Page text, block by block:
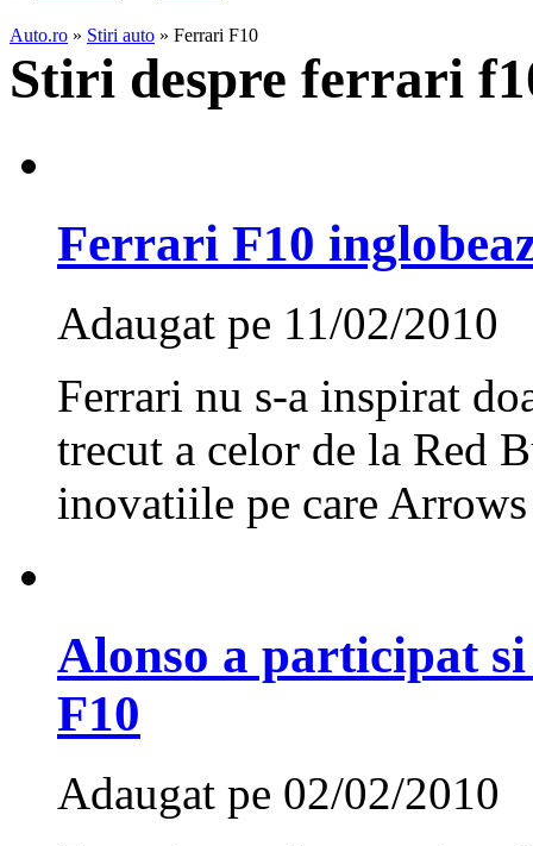
Auto.ro » Stiri auto » Ferrari F10
Stiri despre ferrari
Ferrari F10
Adaugat pe 11/02/2010
Ferrari nu s-a inspirat
trecut a celor de la Red
inovatiile pe care
Alonso a participat
F10
Adaugat pe 02/02/2010